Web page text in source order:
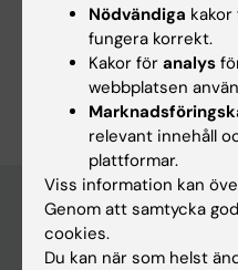
Kardiologi och
Är du Fredrik Sartipy?
Redigera din profil
Huvudmeny
Nödvändiga
fungera korrekt.
Kakor för analys
webbplatsen
relevant innehåll
plattformar.
Viss information kan
Genom att samtycka
cookies.
Du kan när som helst